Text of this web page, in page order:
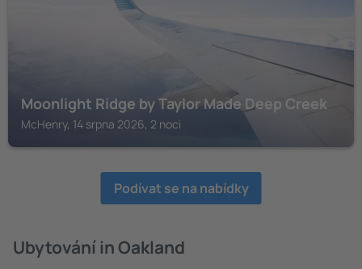
Moonlight Ridge by Taylor Made Deep Creek
McHenry, 14 srpna 2026, 2 noci
Podívat se na nabídky
Ubytování in Oakland